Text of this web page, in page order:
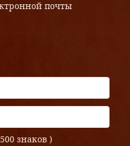
почты
500 знаков )